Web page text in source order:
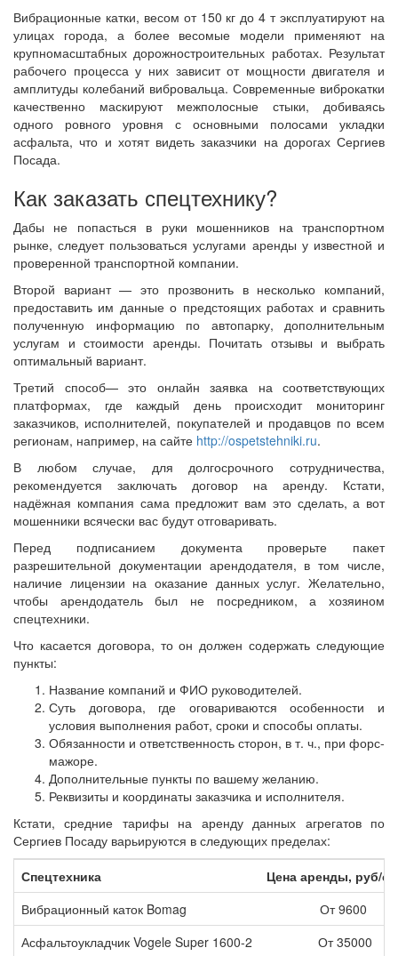
Вибрационные катки, весом от 150 кг до 4 т эксплуатируют на
улицах города, а более весомые модели применяют на
крупномасштабных дорожностроительных работах. Результат
рабочего процесса у них зависит от мощности двигателя и
амплитуды колебаний вибровальца. Современные виброкатки
качественно маскируют межполосные стыки, добиваясь
одного ровного уровня с основными полосами укладки
асфальта, что и хотят видеть заказчики на дорогах Сергиев
Посада.
Как заказать спецтехнику?
Дабы не попасться в руки мошенников на транспортном
рынке, следует пользоваться услугами аренды у известной и
проверенной транспортной компании.
Второй вариант — это прозвонить в несколько компаний,
предоставить им данные о предстоящих работах и сравнить
полученную информацию по автопарку, дополнительным
услугам и стоимости аренды. Почитать отзывы и выбрать
оптимальный вариант.
Третий способ— это онлайн заявка на соответствующих
платформах, где каждый день происходит мониторинг
заказчиков, исполнителей, покупателей и продавцов по всем
регионам, например, на сайте http://ospetstehniki.ru.
В любом случае, для долгосрочного сотрудничества,
рекомендуется заключать договор на аренду. Кстати,
надёжная компания сама предложит вам это сделать, а вот
мошенники всячески вас будут отговаривать.
Перед подписанием документа проверьте пакет
разрешительной документации арендодателя, в том числе,
наличие лицензии на оказание данных услуг. Желательно,
чтобы арендодатель был не посредником, а хозяином
спецтехники.
Что касается договора, то он должен содержать следующие
пункты:
Название компаний и ФИО руководителей.
Суть договора, где оговариваются особенности и
условия выполнения работ, сроки и способы оплаты.
Обязанности и ответственность сторон, в т. ч., при форс-
мажоре.
Дополнительные пункты по вашему желанию.
Реквизиты и координаты заказчика и исполнителя.
Кстати, средние тарифы на аренду данных агрегатов по
Сергиев Посаду варьируются в следующих пределах:
Спецтехника
Цена аренды, руб/
Вибрационный каток Bomag
От 9600
Асфальтоукладчик Vogele Super 1600-2
От 35000